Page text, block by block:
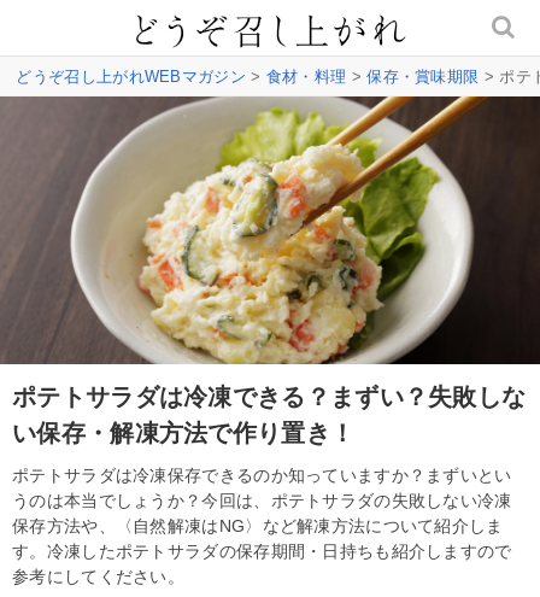
どうぞ召し上がれWEBマガジン > 食材・料理 >保存・賞味期限 > ポテ
ポテトサラダは冷凍できる？まずい？失敗しな
い保存・解凍方法で作り置き！
ポテトサラダは冷凍保存できるのか知っていますか？まずいとい
うのは本当でしょうか？今回は、ポテトサラダの失敗しない冷凍
保存方法や、〈自然解凍はNG〉など解凍方法について紹介しま
す。冷凍したポテトサラダの保存期間・日持ちも紹介しますので
参考にしてください。